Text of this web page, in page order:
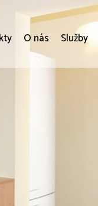
O nás Služby